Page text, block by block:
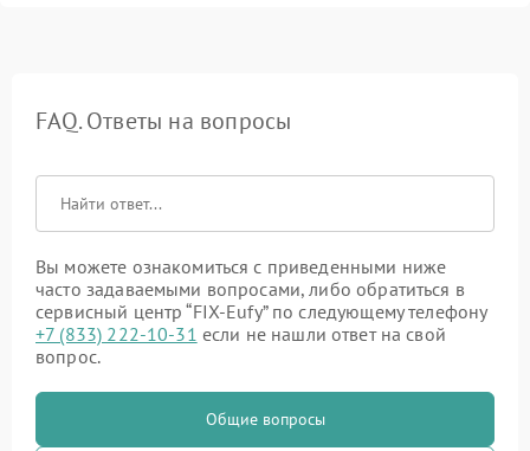
FAQ. Ответы на вопросы
Вы можете ознакомиться с приведенными ниже
часто задаваемыми вопросами, либо обратиться в
сервисный центр “FIX-Eufy” по следующему телефону
+7 (833) 222-10-31 если не нашли ответ на свой
вопрос.
Общие вопросы